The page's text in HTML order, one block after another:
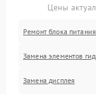
Цены
Ремонт блока питания
Замена элементов
Замена дисплея